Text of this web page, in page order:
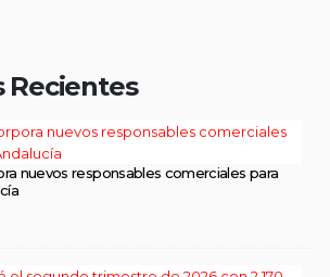
Recientes
nuevos responsables comerciales para